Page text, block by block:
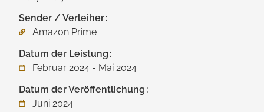
Sender / Verleiher
Amazon Prime
Datum der Leistung
Februar 2024 - Mai 2024
Datum der Veröffentlichung
Juni 2024